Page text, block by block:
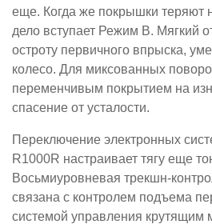
еще. Когда же покрышки теряют
дело вступает Режим В. Мягкий
остроту первичного впрыска,
колесо. Для миксованных
переменчивым покрытием на
спасение от усталости.
Переключение электронных
R1000R настраивает тягу еще
Восьмиуровневая трекшн-
связана с контролем подъема
системой управления крутящим